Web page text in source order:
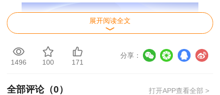
展开阅读全文
1496 100 171
分享：
全部评论（0） 打开APP查看全部 >